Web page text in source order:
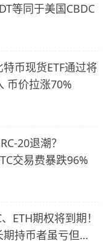
等同于美国CBDC
币现货ETF通过将
币价拉涨70%
20退潮？
交易费暴跌96%
ETH期权将到期！
持币者虽亏但没